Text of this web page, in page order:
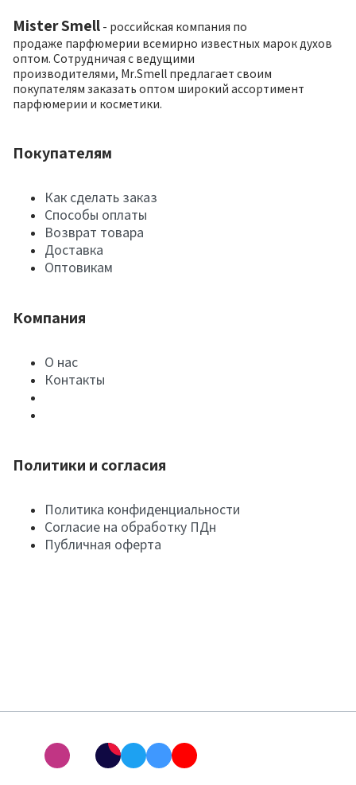
Mister Smell - российская компания по
продаже парфюмерии всемирно известных марок духов
оптом. Сотрудничая с ведущими
производителями, Mr.Smell предлагает своим
покупателям заказать оптом широкий ассортимент
парфюмерии и косметики.
Покупателям
Как сделать заказ
Способы оплаты
Возврат товара
Доставка
Оптовикам
Компания
О нас
Контакты
Политики и согласия
Политика конфиденциальности
Согласие на обработку ПДн
Публичная оферта